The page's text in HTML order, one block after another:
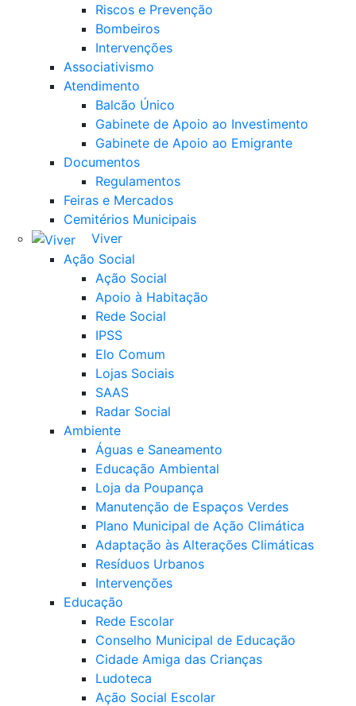
Riscos e Prevenção
Bombeiros
Intervenções
Associativismo
Atendimento
Balcão Único
Gabinete de Apoio ao Investimento
Gabinete de Apoio ao Emigrante
Documentos
Regulamentos
Feiras e Mercados
Cemitérios Municipais
Viver
Ação Social
Ação Social
Apoio à Habitação
Rede Social
IPSS
Elo Comum
Lojas Sociais
SAAS
Radar Social
Ambiente
Águas e Saneamento
Educação Ambiental
Loja da Poupança
Manutenção de Espaços Verdes
Plano Municipal de Ação Climática
Adaptação às Alterações Climáticas
Resíduos Urbanos
Intervenções
Educação
Rede Escolar
Conselho Municipal de Educação
Cidade Amiga das Crianças
Ludoteca
Ação Social Escolar